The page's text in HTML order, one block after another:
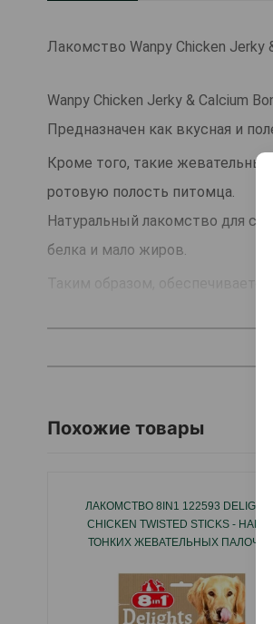
Лакомство Wanpy Chicken Jerky
Wanpy Chicken Jerky & Calcium
Предназначен как вкусная и
Кроме того, такие
ротовую полость питомца.
Натуральный лакомство для
белка и мало жиров.
Таким образом,
соответствующем контроле
Похожие товары
ЛАКОМСТВО 8IN1 122593 DELIGHTS
CHICKEN TWISTED STICKS - НАБОР
ТОНКИХ ЖЕВАТЕЛЬНЫХ ПАЛОЧЕК,
МЯСОМ.